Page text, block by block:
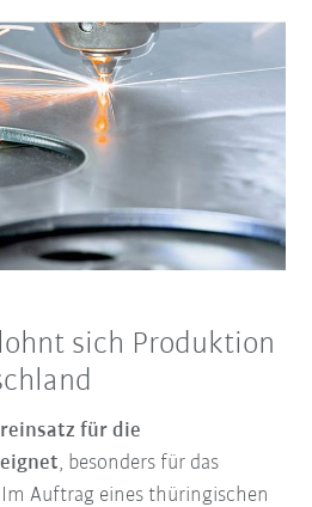
sich Produktion
für die
, besonders für das
Im Auftrag eines thüringischen